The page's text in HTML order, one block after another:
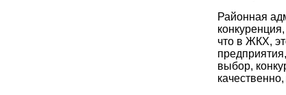
Районная
что в ЖКХ,
выбор,